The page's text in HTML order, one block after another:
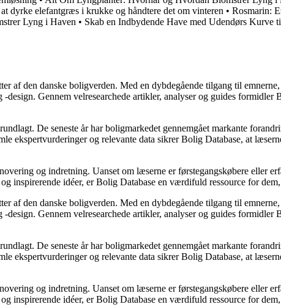
dyrke elefantgræs i krukke og håndtere det om vinteren • Rosmarin:
Lyng i Haven • Skab en Indbydende Have med Udendørs Kurve
af den danske boligverden. Med en dybdegående tilgang til
Gennem velresearchede artikler, analyser og guides
De seneste år har boligmarkedet gennemgået markante
ekspertvurderinger og relevante data sikrer Bolig Database, at
og indretning. Uanset om læserne er førstegangskøbere eller
inspirerende idéer, er Bolig Database en værdifuld ressource for
af den danske boligverden. Med en dybdegående tilgang til
Gennem velresearchede artikler, analyser og guides
De seneste år har boligmarkedet gennemgået markante
ekspertvurderinger og relevante data sikrer Bolig Database, at
og indretning. Uanset om læserne er førstegangskøbere eller
inspirerende idéer, er Bolig Database en værdifuld ressource for